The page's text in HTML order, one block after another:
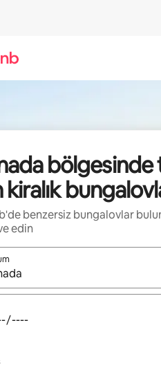
bölgesinde
kiralık
benzersiz bungalovlar
edin
kullanılabilir olduğunda